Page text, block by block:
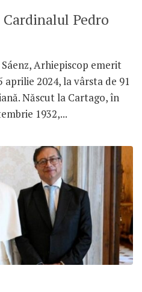
Pedro
Arhiepiscop emerit
2024, la vârsta de 91
Născut la Cartago, în
1932,...